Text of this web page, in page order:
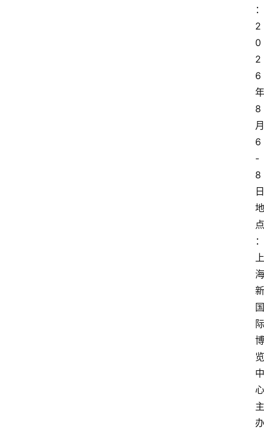
：
2
0
2
6
年
8
月
6
-
8
日
地
点
：
上
海
新
国
际
博
览
中
心
主
办